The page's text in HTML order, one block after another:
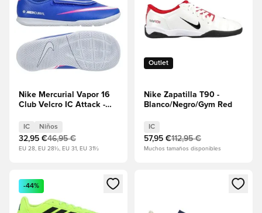
Nike Mercurial Vapor 16
Club Velcro IC Attack -
IC Niños
32,95 €46,95 €
EU 28, EU 28½, EU 31, EU 31½
Outlet
Nike Zapatilla T90 -
Blanco/Negro/Gym Red
IC
57,95 €112,95 €
Muchos tamaños disponibles
Abre un modal para iniciar sesión o registrarse como
-44%
Abre un modal para iniciar